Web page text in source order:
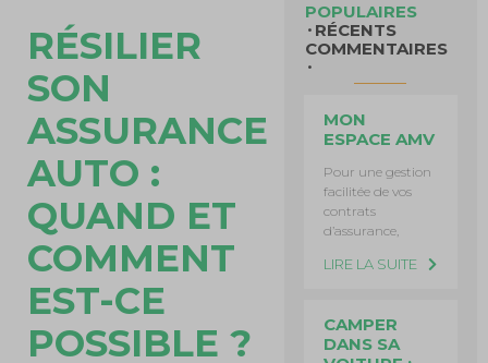
RÉSILIER
SON
ASSURANCE
AUTO :
QUAND ET
COMMENT
EST-CE
POSSIBLE ?
POPULAIRES
RÉCENTS
COMMENTAIRES
MON
ESPACE AMV
Pour une gestion
facilitée de vos
contrats
d’assurance,
LIRE LA SUITE
CAMPER
DANS SA